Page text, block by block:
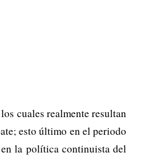
cuales realmente resultan
esto último en el periodo
la política continuista del